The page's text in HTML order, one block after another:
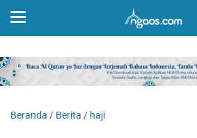
Beranda / Berita / haji